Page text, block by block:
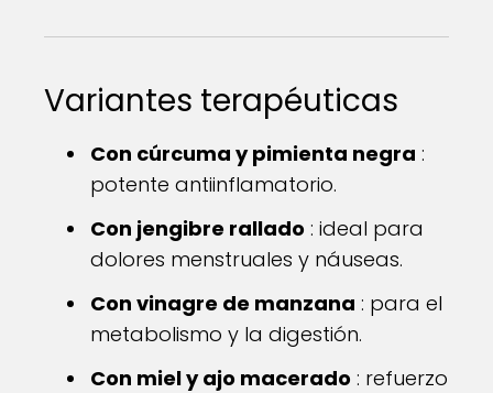
Variantes terapéuticas
Con cúrcuma y pimienta negra :
potente antiinflamatorio.
Con jengibre rallado : ideal para
dolores menstruales y náuseas.
Con vinagre de manzana : para el
metabolismo y la digestión.
Con miel y ajo macerado : refuerzo